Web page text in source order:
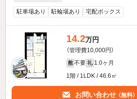
駐車場あり 駐輪場あり 宅配ボックス
14.2万円
（管理費10,000円）
敷 不要 礼 1.0ヶ月
1階 / 1LDK / 46.6㎡
お問い合わせ （無料）